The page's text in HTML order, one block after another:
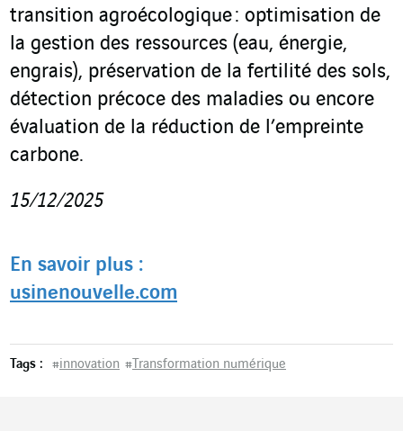
transition agroécologique : optimisation de
la gestion des ressources (eau, énergie,
engrais), préservation de la fertilité des sols,
détection précoce des maladies ou encore
évaluation de la réduction de l’empreinte
carbone.
15/12/2025
En savoir plus :
usinenouvelle.com
Tags : #innovation # Transformation numérique